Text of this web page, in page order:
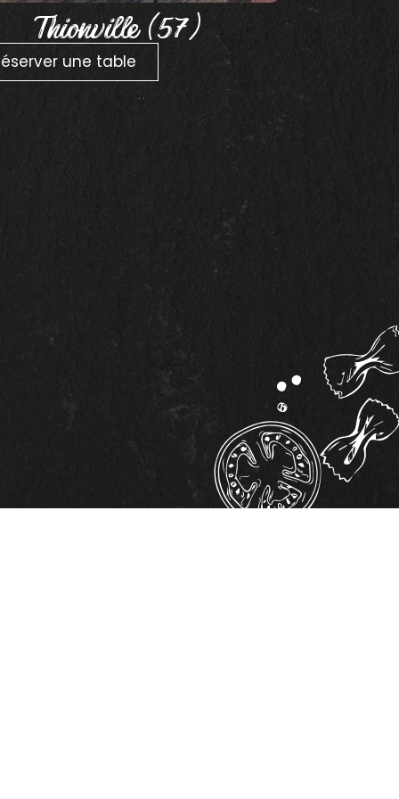
Thionville (57)
une table